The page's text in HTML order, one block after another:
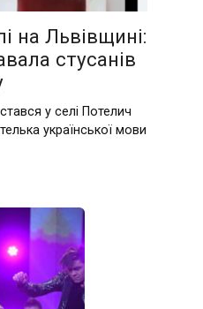
на Львівщині:
стусaнів
у селі Потелич
української мови